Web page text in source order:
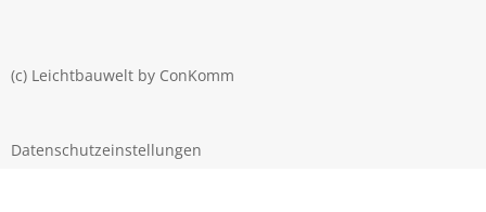
(c) Leichtbauwelt by ConKomm
Datenschutzeinstellungen